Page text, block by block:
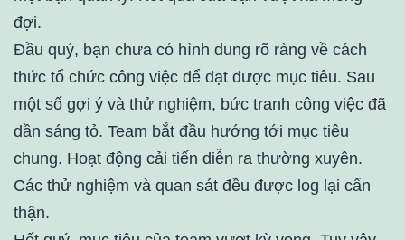
đợi.
Đầu quý, bạn chưa có hình dung rõ ràng về cách
thức tổ chức công việc để đạt được mục tiêu. Sau
một số gợi ý và thử nghiệm, bức tranh công việc đã
dần sáng tỏ. Team bắt đầu hướng tới mục tiêu
chung. Hoạt động cải tiến diễn ra thường xuyên.
Các thử nghiệm và quan sát đều được log lại cẩn
thận.